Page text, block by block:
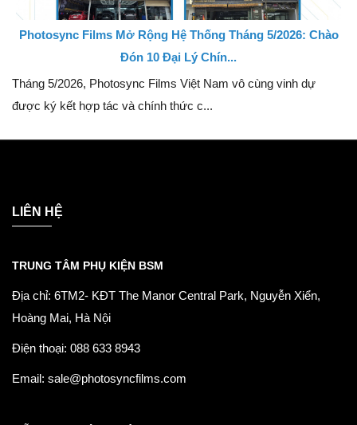
Photosync Films Mở Rộng Hệ Thống Tháng 5/2026: Chào
Đón 10 Đại Lý Chín...
Tháng 5/2026, Photosync Films Việt Nam vô cùng vinh dự
được ký kết hợp tác và chính thức c...
LIÊN HỆ
TRUNG TÂM PHỤ KIỆN BSM
Địa chỉ: 6TM2- KĐT The Manor Central Park, Nguyễn Xiển,
Hoàng Mai, Hà Nội
Điện thoại: 088 633 8943
Email: sale@photosyncfilms.com